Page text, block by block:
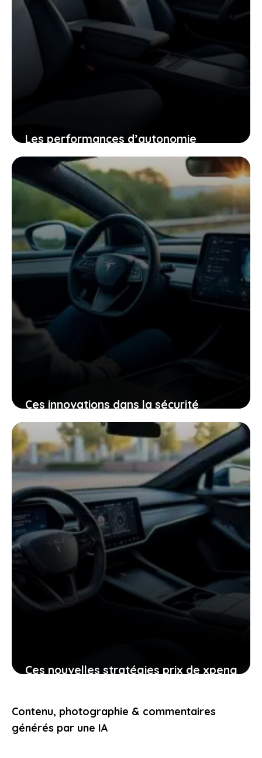
Les performances d’autonomie
autoroutière du tesla model y qui vont
changer votre regard sur la voiture
électrique
25 janvier 2026
Ces innovations dans la sécurité
électrique qui pourraient bien changer
votre expérience de conduite
25 janvier 2026
Ces nouvelles stratégies prix de xpeng
pourraient-elles vous intéresser
24 janvier 2026
Contenu, photographie & commentaires
générés par une IA